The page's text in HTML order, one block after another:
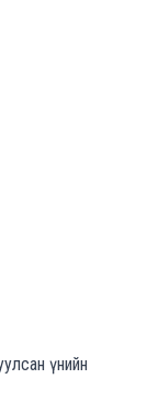
үнийн